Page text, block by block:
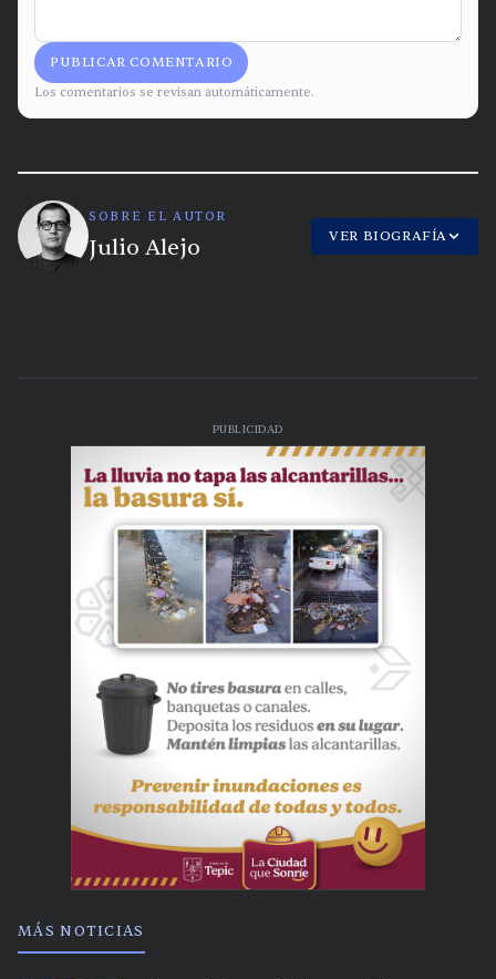
PUBLICAR COMENTARIO
Los comentarios se revisan automáticamente.
SOBRE EL AUTOR
Julio Alejo VER BIOGRAFÍA
PUBLICIDAD
MÁS NOTICIAS